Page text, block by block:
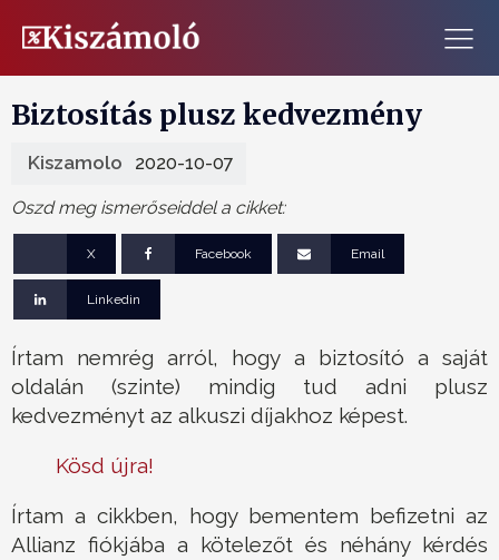
Biztosítás plusz kedvezmény
Kiszamolo 2020-10-07
Oszd meg ismerőseiddel a cikket:
X Facebook Email
Linkedin
Írtam nemrég arról, hogy a biztosító a saját
oldalán (szinte) mindig tud adni plusz
kedvezményt az alkuszi díjakhoz képest.
Kösd újra!
Írtam a cikkben, hogy bementem befizetni az
Allianz fiókjába a kötelezőt és néhány kérdés